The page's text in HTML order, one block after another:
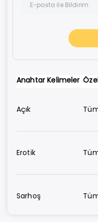
Facebook Lite
Facebook
Facebook
LINE
Mesajlar
Snapchat
E-posta ile Bildirim
E-posta ile Bildirim
Anahtar Kelimeler
Açık
Erotik
Sarhoş